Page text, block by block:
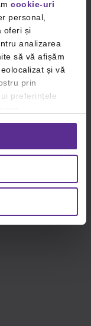
cookie-uri
personal,
oferi și
analizarea
să vă afișăm
și vă
prin
preferințele
linkul către